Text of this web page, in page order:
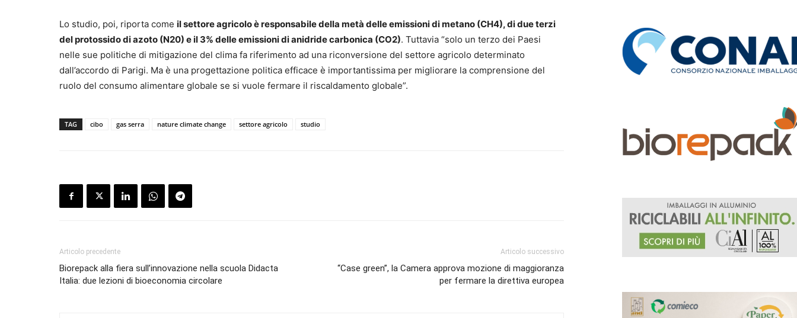
Lo studio, poi, riporta come il settore agricolo è responsabile della metà delle emissioni di metano (CH4), di due terzi
del protossido di azoto (N20) e il 3% delle emissioni di anidride carbonica (CO2). Tuttavia “solo un terzo dei Paesi
nelle sue politiche di mitigazione del clima fa riferimento ad una riconversione del settore agricolo determinato
dall’accordo di Parigi. Ma è una progettazione politica efficace è importantissima per migliorare la comprensione del
ruolo del consumo alimentare globale se si vuole fermare il riscaldamento globale”.
TAG cibo gas serra nature climate change settore agricolo studio
Articolo precedente
Biorepack alla fiera sull’innovazione nella scuola Didacta
Italia: due lezioni di bioeconomia circolare
Articolo successivo
“Case green”, la Camera approva mozione di maggioranza
per fermare la direttiva europea